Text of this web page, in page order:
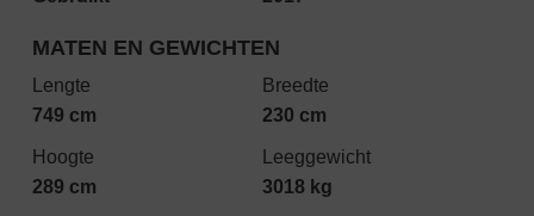
MATEN EN GEWICHTEN
Lengte
749 cm
Breedte
230 cm
Hoogte
289 cm
Leeggewicht
3018 kg